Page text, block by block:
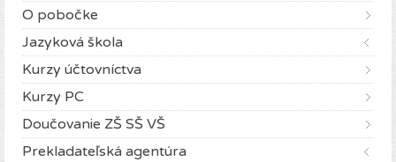
O pobočke
Jazyková škola
Kurzy účtovníctva
Kurzy PC
Doučovanie ZŠ SŠ VŠ
Prekladateľská agentúra